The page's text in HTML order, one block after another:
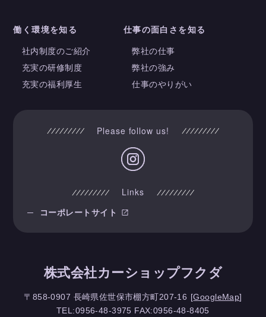
働く環境を知る
社内制度のご紹介
充実の研修制度
充実の福利厚生
仕事の面白さを知る
弊社の仕事
弊社の強み
仕事のやりがい
Links
コーポレートサイト
Please follow us!
株式会社カーショップフクダ
〒858-0907 長崎県佐世保市棚方町207-16 [GoogleMap]
TEL:0956-48-3975 FAX:0956-48-8405